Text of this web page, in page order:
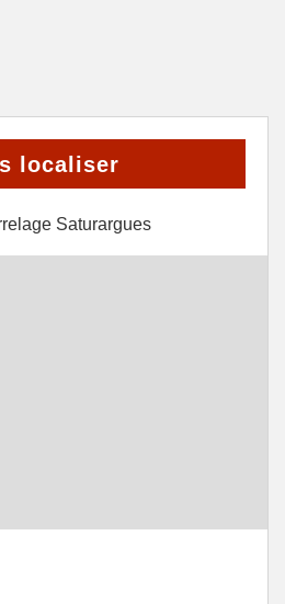
localiser
Saturargues